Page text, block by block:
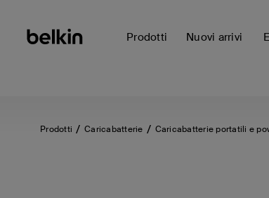
Prodotti Nuovi arrivi
Prodotti Caricabatterie Caricabatterie portatili e